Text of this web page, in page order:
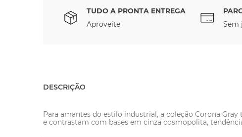
TUDO A PRONTA ENTREGA
Aproveite
Sem
DESCRIÇÃO
Para amantes do estilo industrial, a coleção Corona
e contrastam com bases em cinza cosmopolita,